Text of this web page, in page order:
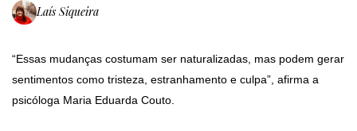
Laís Siqueira
“Essas mudanças costumam ser naturalizadas, mas podem gerar
sentimentos como tristeza, estranhamento e culpa”, afirma a
psicóloga Maria Eduarda Couto.